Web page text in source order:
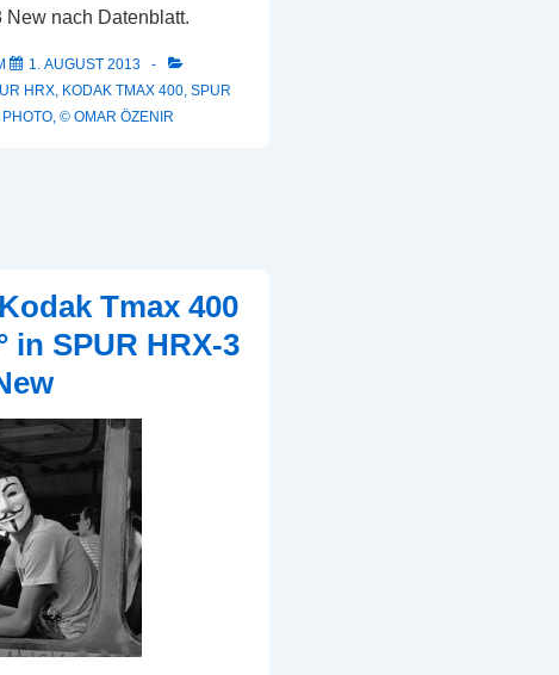
New nach Datenblatt.
1. AUGUST 2013
HRX, KODAK TMAX 400,SPUR
, © OMAR ÖZENIR
Tmax 400
in SPUR HRX-3